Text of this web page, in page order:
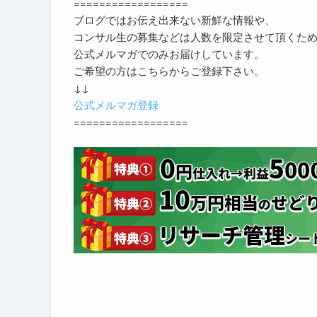
ブログではお伝え出来ない新鮮な情報や、
コンサル生の募集などは人数を限定させて頂くため
公式メルマガでのみお届けしています。
ご希望の方はこちらからご登録下さい。
↓↓
公式メルマガ登録
==================